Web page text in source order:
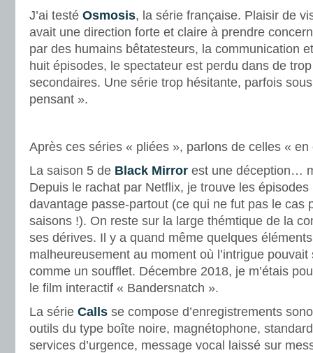
J’ai testé Osmosis, la série française. Plaisir de
avait une direction forte et claire à prendre
par des humains bêtatesteurs, la communication
huit épisodes, le spectateur est perdu dans de
secondaires. Une série trop hésitante, parfois
pensant ».
Après ces séries « pliées », parlons de celles « en
La saison 5 de Black Mirror est une déception…
Depuis le rachat par Netflix, je trouve les
davantage passe-partout (ce qui ne fut pas le cas
saisons !). On reste sur la large thémtique de la
ses dérives. Il y a quand même quelques
malheureusement au moment où l’intrigue pouvait
comme un soufflet. Décembre 2018, je m’étais
le film interactif « Bandersnatch ».
La série Calls se compose d’enregistrements
outils du type boîte noire, magnétophone,
services d’urgence, message vocal laissé sur